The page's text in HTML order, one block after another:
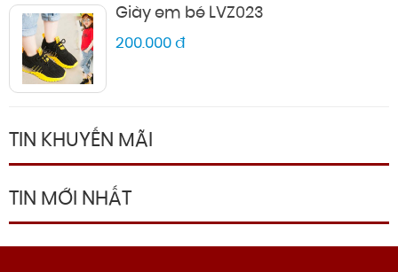
Giày em bé LVZ023
200.000 đ
TIN KHUYẾN MÃI
TIN MỚI NHẤT